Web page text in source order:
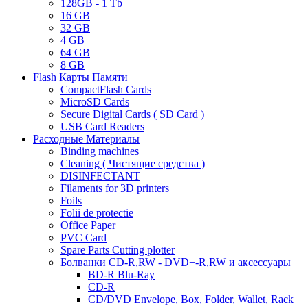
128GB - 1 Tb
16 GB
32 GB
4 GB
64 GB
8 GB
Flash Карты Памяти
CompactFlash Cards
MicroSD Cards
Secure Digital Cards ( SD Card )
USB Card Readers
Расходные Материалы
Binding machines
Cleaning ( Чистящие средства )
DISINFECTANT
Filaments for 3D printers
Foils
Folii de protectie
Office Paper
PVC Card
Spare Parts Cutting plotter
Болванки CD-R,RW - DVD+-R,RW и аксессуары
BD-R Blu-Ray
CD-R
CD/DVD Envelope, Box, Folder, Wallet, Rack